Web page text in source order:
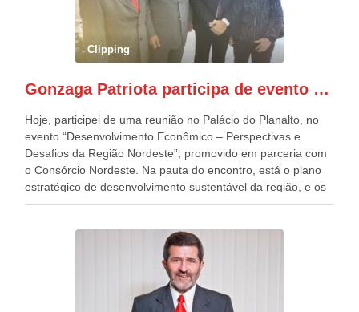
Esplanada dos Ministérios, em Brasília. Este ano, o governo
preparou espaços com cadeiras e coberturas, para 30.000
pessoas, só que o número de Patriotas Brasileiros
Independentes, dobrou na Esplanada. Eu, Lula e os
Patriota.
Clipping
Gonzaga Patriota participa de evento em prol do desenvolvimento do Nordeste
Hoje, participei de uma reunião no Palácio do Planalto, no
evento “Desenvolvimento Econômico – Perspectivas e
Desafios da Região Nordeste”, promovido em parceria com
o Consórcio Nordeste. Na pauta do encontro, está o plano
estratégico de desenvolvimento sustentável da região, e os
desafios para a elaboração de políticas públicas, que
evento contou com a presença do Vice-presidente Geraldo
Alckmin, que também ocupa o Ministério do
Desenvolvimento, Indústria, Comércio e Serviços, o ex
governador de Pernambuco, agora Presidente do Banco do
Nordeste, Paulo Câmara, o ex Deputado Federal, e